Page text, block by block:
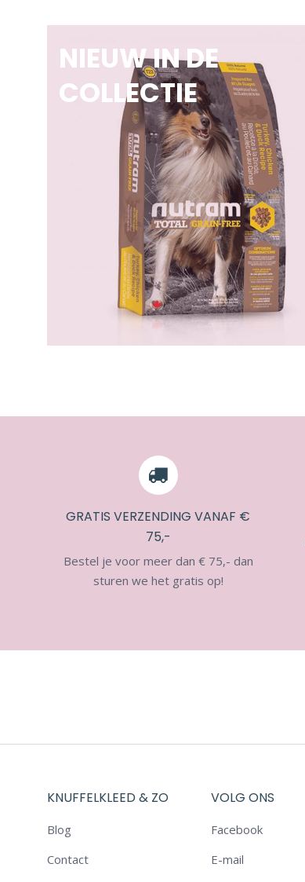
NIEUW IN DE
COLLECTIE
GRATIS VERZENDING VANAF €
75,-
Bestel je voor meer dan € 75,- dan
sturen we het gratis op!
KNUFFELKLEED & ZO
Blog
Contact
VOLG ONS
Facebook
E-mail